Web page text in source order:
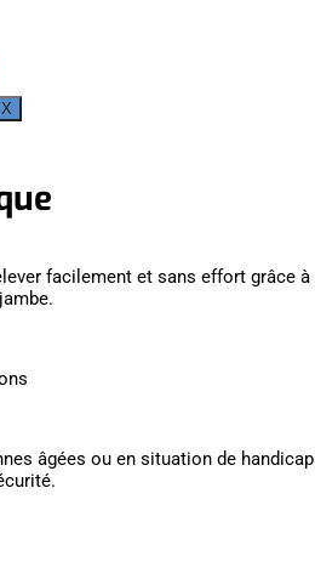
X
facilement et sans effort grâce à
âgées ou en situation de handicap